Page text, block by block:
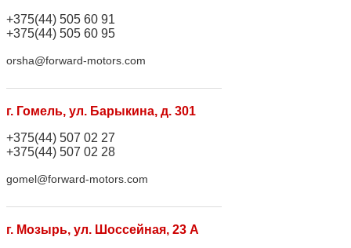
+375(44) 505 60 91
+375(44) 505 60 95
orsha@forward-motors.com
г. Гомель, ул. Барыкина, д. 301
+375(44) 507 02 27
+375(44) 507 02 28
gomel@forward-motors.com
г. Мозырь, ул. Шоссейная, 23 А